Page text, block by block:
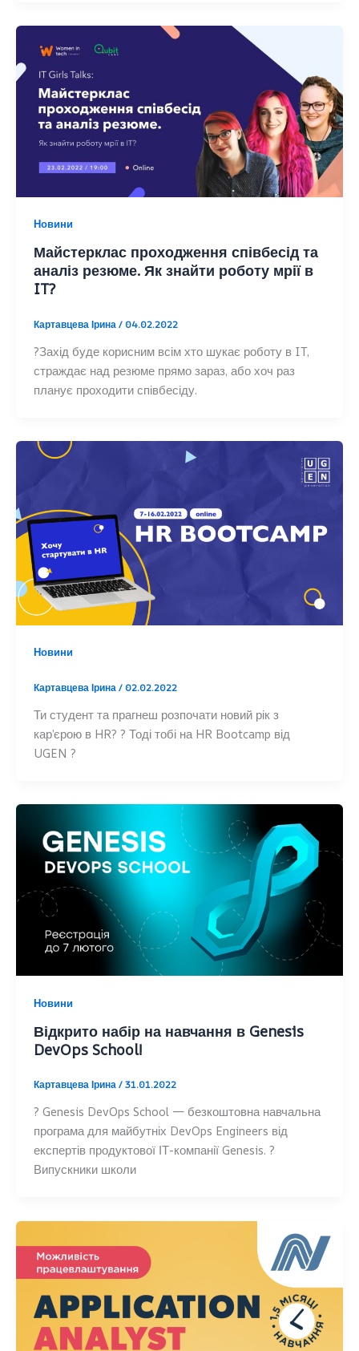
Новини
Майстерклас проходження співбесід та
аналіз резюме. Як знайти роботу мрії в
IT?
Картавцева Ірина/ 04.02.2022
?Захід буде корисним всім хто шукає роботу в IT,
страждає над резюме прямо зараз, або хоч раз
планує проходити співбесіду.
Новини
Картавцева Ірина/ 02.02.2022
Ти студент та прагнеш розпочати новий рік з
карʼєрою в HR? ? Тоді тобі на HR Bootcamp від
UGEN ?
Новини
Відкрито набір на навчання в Genesis
DevOps School!
Картавцева Ірина/31.01.2022
? Genesis DevOps School — безкоштовна навчальна
програма для майбутніх DevOps Engineers від
експертів продуктової ІТ-компанії Genesis. ?
Випускники школи